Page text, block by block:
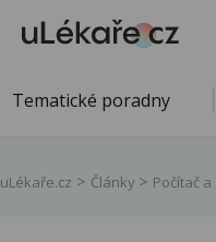
Tematické poradny
uLékaře.cz Články Počítač